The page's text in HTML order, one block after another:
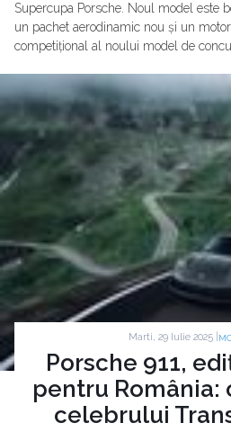
Supercupa Porsche. Noul model este
un pachet aerodinamic nou și un
competițional al noului model de
Marti, 29 Iulie 2025 |
Porsche 911,
pentru România:
celebrului